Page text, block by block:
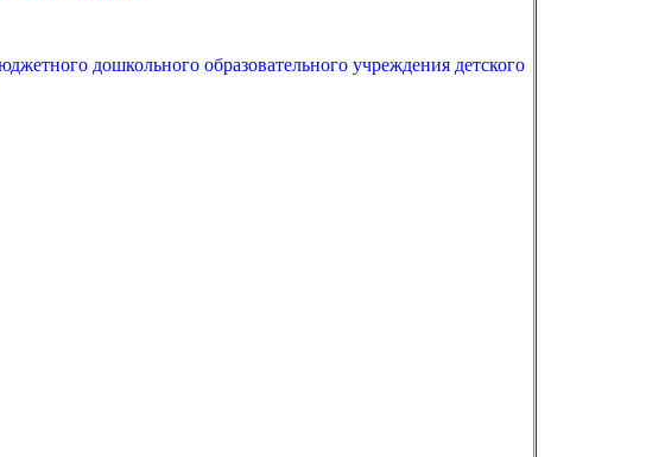
дошкольного образовательного учреждения детского